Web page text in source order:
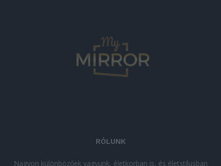
RÓLUNK
Nagyon különbözőek vagyunk, életkorban is, és életstílusban